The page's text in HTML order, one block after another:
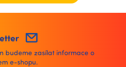
budeme zasílat informace o
e-shopu.